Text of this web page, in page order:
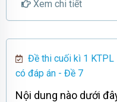
Xem chi tiết
Đề thi cuối kì 1
có đáp án - Đề 7
Nội dung nào dưới